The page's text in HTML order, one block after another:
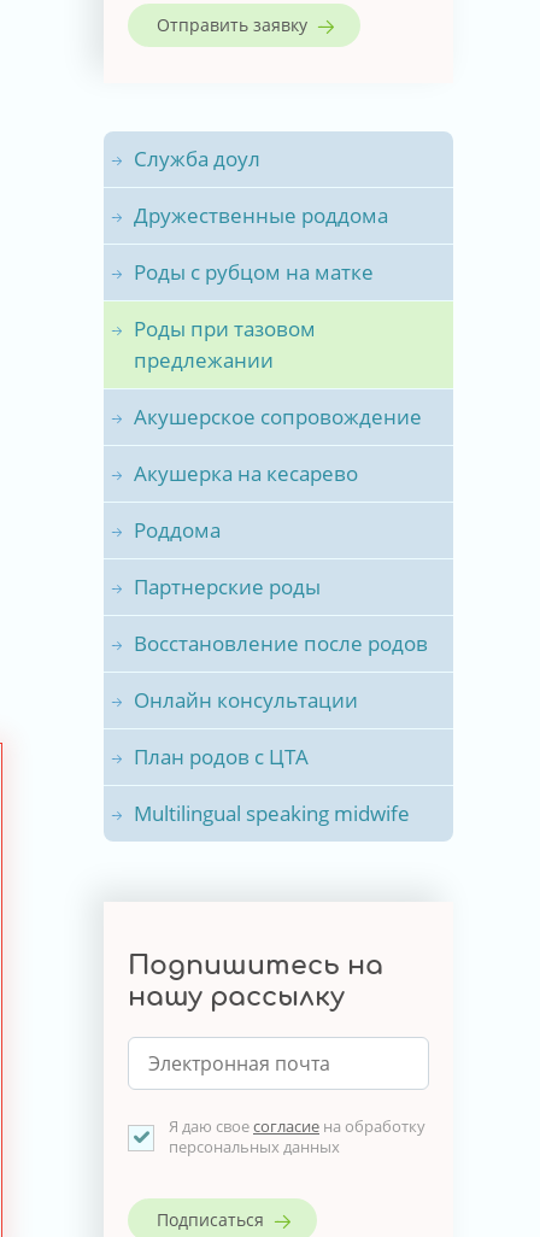
Отправить заявку
Служба доул
Дружественные роддома
Роды с рубцом на матке
Роды при тазовом
предлежании
Акушерское сопровождение
Акушерка на кесарево
Роддома
Партнерские роды
Восстановление после родов
Онлайн консультации
План родов с ЦТА
Multilingual speaking midwife
Подпишитесь на
нашу рассылку
Я даю своесогласие на обработку
персональных данных
Подписаться